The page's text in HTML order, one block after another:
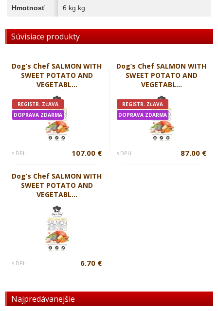
Najpredávanejšie
Hmotnosť 6 kg kg
Súvisiace produkty
Dog’s Chef SALMON WITH
SWEET POTATO AND
VEGETABL...
REGISTR. ZĽAVA
DOPRAVA ZDARMA
s DPH 107.00 €
Dog’s Chef SALMON WITH
SWEET POTATO AND
VEGETABL...
REGISTR. ZĽAVA
DOPRAVA ZDARMA
s DPH 87.00 €
Dog’s Chef SALMON WITH
SWEET POTATO AND
VEGETABL...
s DPH 6.70 €